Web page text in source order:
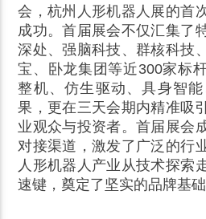
会，杭州 人形机器人展的首
成功。首届展会不仅汇集了
深处、强脑科技、群核科技
宝、卧龙集团等近300家标
整机、仿生驱动、具身智
果，更在三天会期内精准吸
业观众与投资者。首届展会
对接渠道，激发了广泛的行
人形机器人产业从技术探索
速键，奠定了坚实的品牌基础